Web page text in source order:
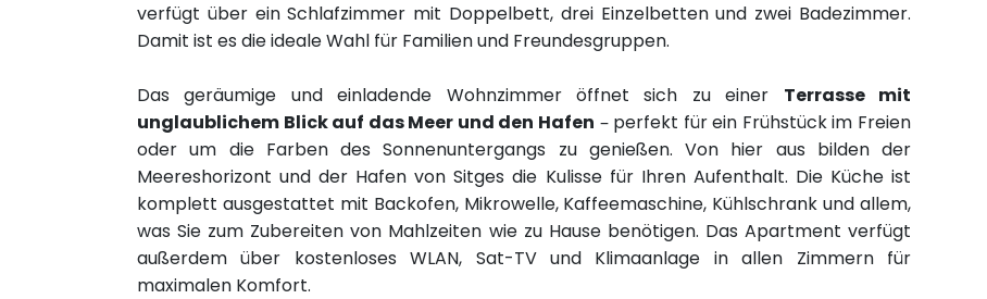
verfügt über ein Schlafzimmer mit Doppelbett, drei Einzelbetten und zwei Badezimmer.
Damit ist es die ideale Wahl für Familien und Freundesgruppen.
Das geräumige und einladende Wohnzimmer öffnet sich zu einer Terrasse mit
unglaublichem Blick auf das Meer und den Hafen – perfekt für ein Frühstück im Freien
oder um die Farben des Sonnenuntergangs zu genießen. Von hier aus bilden der
Meereshorizont und der Hafen von Sitges die Kulisse für Ihren Aufenthalt. Die Küche ist
komplett ausgestattet mit Backofen, Mikrowelle, Kaffeemaschine, Kühlschrank und allem,
was Sie zum Zubereiten von Mahlzeiten wie zu Hause benötigen. Das Apartment verfügt
außerdem über kostenloses WLAN, Sat-TV und Klimaanlage in allen Zimmern für
maximalen Komfort.